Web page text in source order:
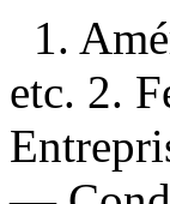
1.
etc. 2.